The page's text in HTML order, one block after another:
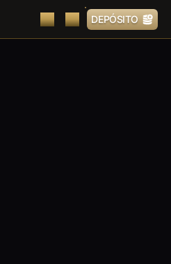
DEPÓSITO